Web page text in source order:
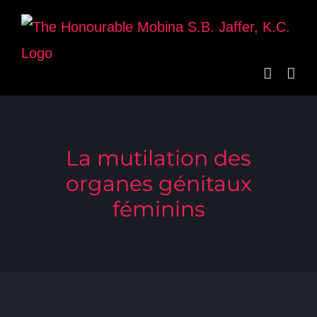
Skip
content
La mutilation des
organes génitaux
féminins